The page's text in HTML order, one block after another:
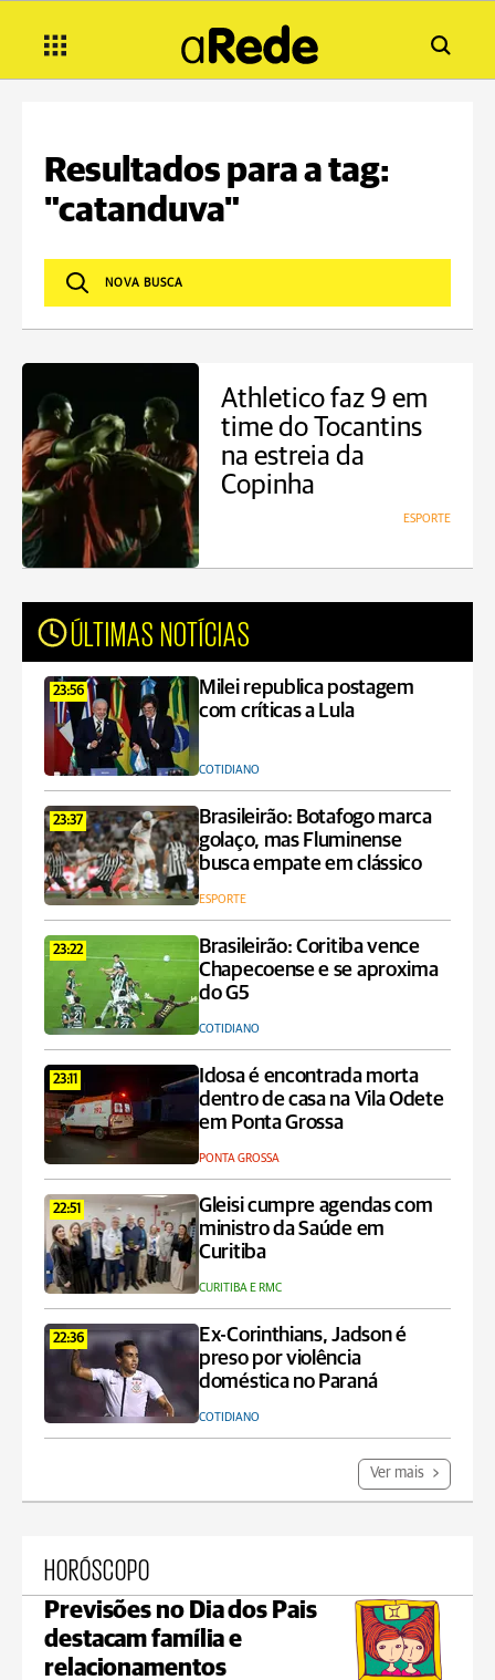
Resultados para a tag:
"catanduva"
Athletico faz 9 em
time do Tocantins
na estreia da
Copinha
ESPORTE
ÚLTIMAS NOTÍCIAS
23:56
Milei republica postagem
com críticas a Lula
COTIDIANO
23:37
Brasileirão: Botafogo marca
golaço, mas Fluminense
busca empate em clássico
ESPORTE
23:22
Brasileirão: Coritiba vence
Chapecoense e se aproxima
do G5
COTIDIANO
23:11
Idosa é encontrada morta
dentro de casa na Vila Odete
em Ponta Grossa
PONTA GROSSA
22:51
Gleisi cumpre agendas com
ministro da Saúde em
Curitiba
CURITIBA E RMC
22:36
Ex-Corinthians, Jadson é
preso por violência
doméstica no Paraná
COTIDIANO
Ver mais
HORÓSCOPO
Previsões no Dia dos Pais
destacam família e
relacionamentos